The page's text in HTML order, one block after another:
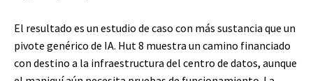
El resultado es un estudio de caso con más sustancia que un
pivote genérico de IA. Hut 8 muestra un camino financiado
con destino a la infraestructura del centro de datos, aunque